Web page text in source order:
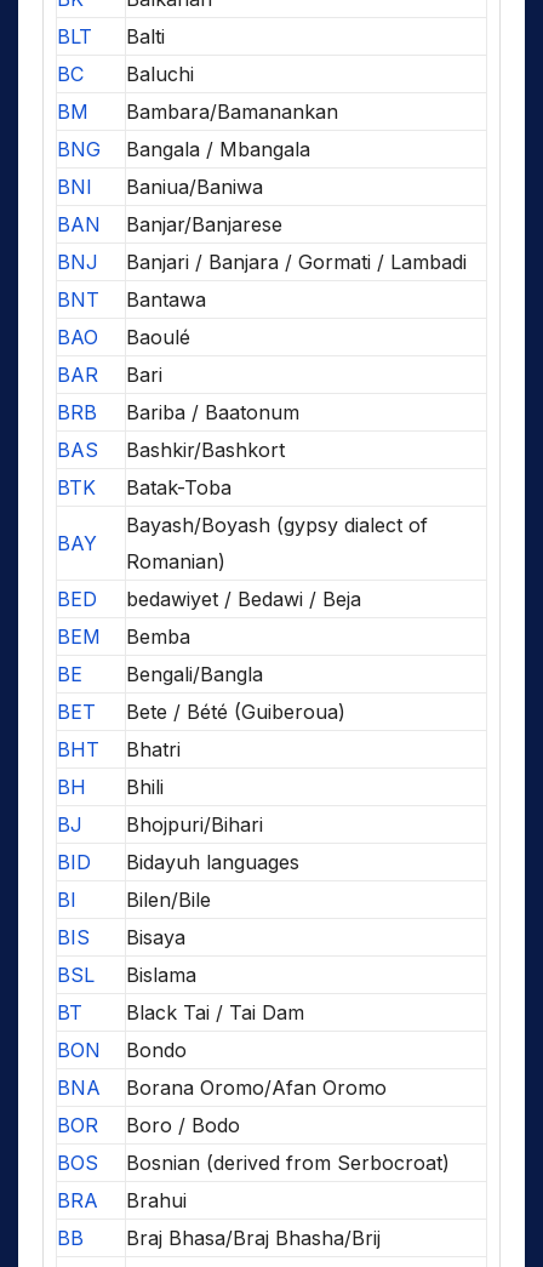
BLT
Balti
BC
Baluchi
BM
Bambara/Bamanankan
BNG
Bangala / Mbangala
BNI
Baniua/Baniwa
BAN
Banjar/Banjarese
BNJ
Banjari / Banjara / Gormati / Lambadi
BNT
Bantawa
BAO
Baoulé
BAR
Bari
BRB
Bariba / Baatonum
BAS
Bashkir/Bashkort
BTK
Batak-Toba
BAY
Bayash/Boyash (gypsy dialect of
Romanian)
BED
bedawiyet / Bedawi / Beja
BEM
Bemba
BE
Bengali/Bangla
BET
Bete / Bété (Guiberoua)
BHT
Bhatri
BH
Bhili
BJ
Bhojpuri/Bihari
BID
Bidayuh languages
BI
Bilen/Bile
BIS
Bisaya
BSL
Bislama
BT
Black Tai / Tai Dam
BON
Bondo
BNA
Borana Oromo/Afan Oromo
BOR
Boro / Bodo
BOS
Bosnian (derived from Serbocroat)
BRA
Brahui
BB
Braj Bhasa/Braj Bhasha/Brij